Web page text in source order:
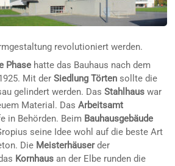
revolutioniert werden.
Phasehatte das Bauhaus nach dem
Mit der Siedlung Törtensollte die
gelindert werden. Das Stahlhauswar
Material. Das Arbeitsamt
in Behörden. Beim Bauhausgebäude
seine Idee wohl auf die beste Art
Die Meisterhäuserder
Kornhausan der Elbe runden die